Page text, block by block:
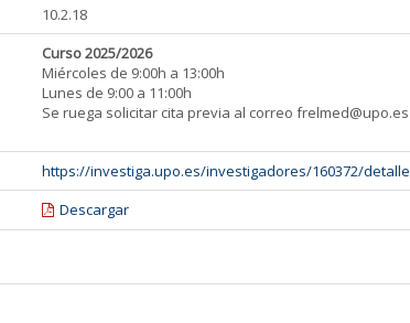
10.2.18
Curso 2025/2026
Miércoles de 9:00h a 13:00h
Lunes de 9:00 a 11:00h
Se ruega solicitar cita previa al correo frelmed@upo.es
https://investiga.upo.es/investigadores/160372/detalle
Descargar